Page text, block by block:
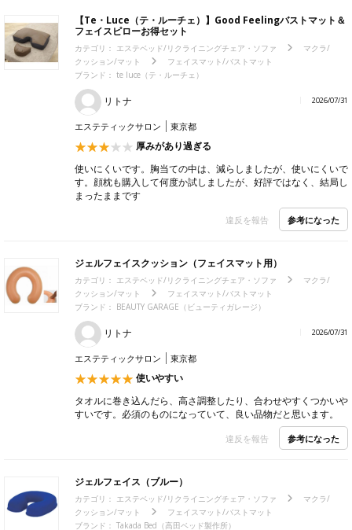
【Te・Luce（テ・ルーチェ）】Good Feelingバストマット＆
フェイスピローお得セット
カテゴリ： エステベッド/リクライニングチェア・ソファ
マクラ/
クッション/マット
フェイスマット/バストマット
ブランド： te luce（テ・ルーチェ）
リトナ 2026/07/31
エステティックサロン 東京都
厚みがあり過ぎる
使いにくいです。胸当ての中は、減らしましたが、使いにくいで
す。顔枕も購入して何度か試しましたが、好評ではなく、結局し
まったままです
違反を報告 参考になった
ジェルフェイスクッション（フェイスマット用）
カテゴリ： エステベッド/リクライニングチェア・ソファ
マクラ/
クッション/マット
フェイスマット/バストマット
ブランド： BEAUTY GARAGE（ビューティガレージ）
リトナ 2026/07/31
エステティックサロン 東京都
使いやすい
タオルに巻き込んだら、高さ調整したり、合わせやすくつかいや
すいです。必須のものになっていて、良い品物だと思います。
違反を報告 参考になった
ジェルフェイス（ブルー）
カテゴリ： エステベッド/リクライニングチェア・ソファ
マクラ/
クッション/マット
フェイスマット/バストマット
ブランド： Takada Bed（高田ベッド製作所）